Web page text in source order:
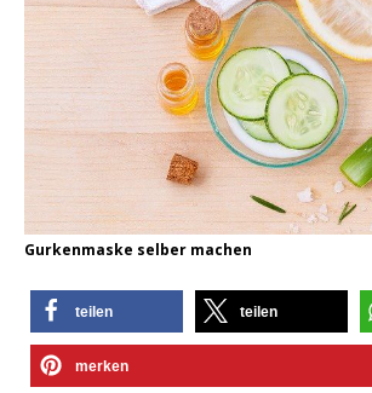
Gurkenmaske selber machen
teilen teilen
merken